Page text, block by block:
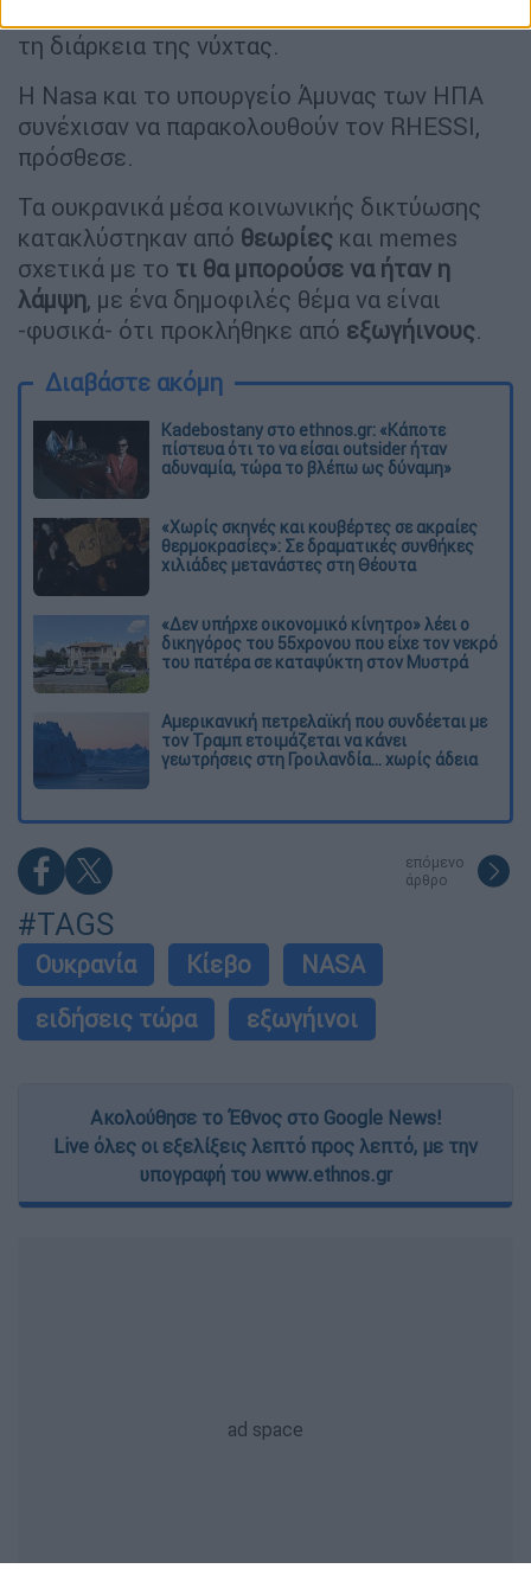
τη διάρκεια της νύχτας.
Η Nasa και το υπουργείο Άμυνας των ΗΠΑ
συνέχισαν να παρακολουθούν τον RHESSI,
πρόσθεσε.
Τα ουκρανικά μέσα κοινωνικής δικτύωσης
κατακλύστηκαν από θεωρίες και memes
σχετικά με το τι θα μπορούσε να ήταν η
λάμψη, με ένα δημοφιλές θέμα να είναι
-φυσικά- ότι προκλήθηκε από εξωγήινους.
Διαβάστε ακόμη
Kadebostany στο ethnos.gr: «Κάποτε
πίστευα ότι το να είσαι outsider ήταν
αδυναμία, τώρα το βλέπω ως δύναμη»
«Χωρίς σκηνές και κουβέρτες σε ακραίες
θερμοκρασίες»: Σε δραματικές συνθήκες
χιλιάδες μετανάστες στη Θέουτα
«Δεν υπήρχε οικονομικό κίνητρο» λέει ο
δικηγόρος του 55χρονου που είχε τον νεκρό
του πατέρα σε καταψύκτη στον Μυστρά
Αμερικανική πετρελαϊκή που συνδέεται με
τον Τραμπ ετοιμάζεται να κάνει
γεωτρήσεις στη Γροιλανδία... χωρίς άδεια
επόμενο
άρθρο
#TAGS
Ουκρανία Κίεβο
NASA
ειδήσεις τώρα
εξωγήινοι
Ακολούθησε το Έθνος στο Google News!
Live όλες οι εξελίξεις λεπτό προς λεπτό, με την
υπογραφή του www.ethnos.gr